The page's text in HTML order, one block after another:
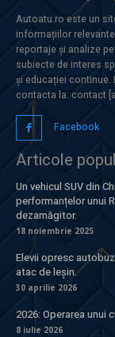
Autoatu.ro este un
informațiilor
reportaje și analize
subiecte de interes
și educației continue.
contacta la: contact
Facebook
Articole
Un vehicul SUV din
performanțelor unui
dezamăgitor.
18 noiembrie 2025
Elevii opresc
atac de leșin.
30 aprilie 2026
2026: Operarea unui
8 iulie 2026